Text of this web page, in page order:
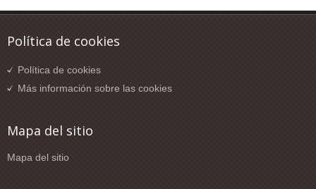
Política de cookies
Política de cookies
Más información sobre las cookies
Mapa del sitio
Mapa del sitio